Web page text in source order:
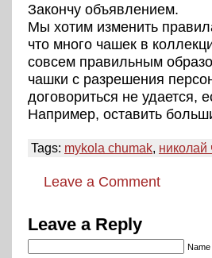
Закончу объявлением.
Мы хотим изменить
что много чашек в
совсем правильным
чашки с разрешения
договориться не удается,
Например, оставить
Tags: mykola chumak, николай
Leave a Comment
Leave a Reply